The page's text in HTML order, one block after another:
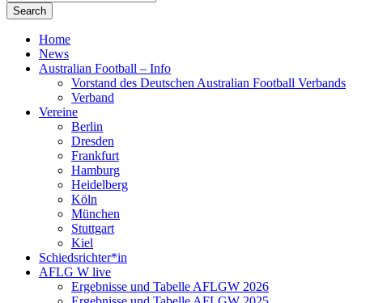
Search
Home
News
Australian Football – Info
Vorstand des Deutschen Australian Football Verbands
Verband
Vereine
Berlin
Dresden
Frankfurt
Hamburg
Heidelberg
Köln
München
Stuttgart
Kiel
Schiedsrichter*in
AFLG W live
Ergebnisse und Tabelle AFLGW 2026